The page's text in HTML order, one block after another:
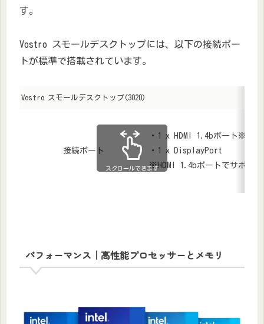
す。
Vostro スモールデスクトップには、以下の接続ポー
トが標準で搭載されています。
Vostro スモールデスクトップ(3020)
接続ポート
・1 x HDMI 1.4bポート※
・1 x DisplayPort
※HDMI 1.4bポートでサポー
スクロールできます
パフォーマンス｜高性能プロセッサーとメモリ